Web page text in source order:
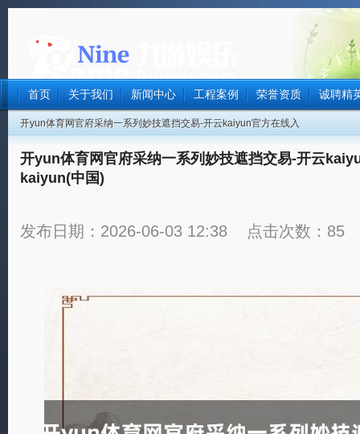
首页 关于我们 新闻中心 工程案例 荣誉资质 诚聘精
开yun体育网官府采纳一系列妙技遮挡交易-开云kaiyun官方在线入
开yun体育网官府采纳一系列妙技遮挡交易-开云
kaiyun(中国)
发布日期：2026-06-03 12:38 点击次数：85